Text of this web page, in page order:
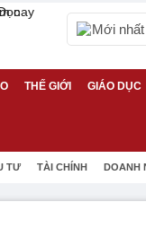
Mới nhất
THẾ GIỚI GIÁO DỤC
TƯ TÀI CHÍNH DOANH